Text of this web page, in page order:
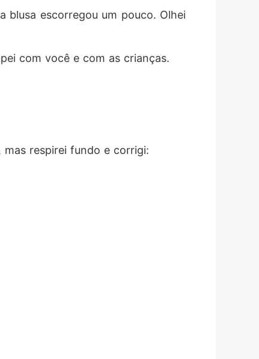
blusa escorregou um pouco. Olhei
com você e com as crianças.
mas respirei fundo e corrigi: